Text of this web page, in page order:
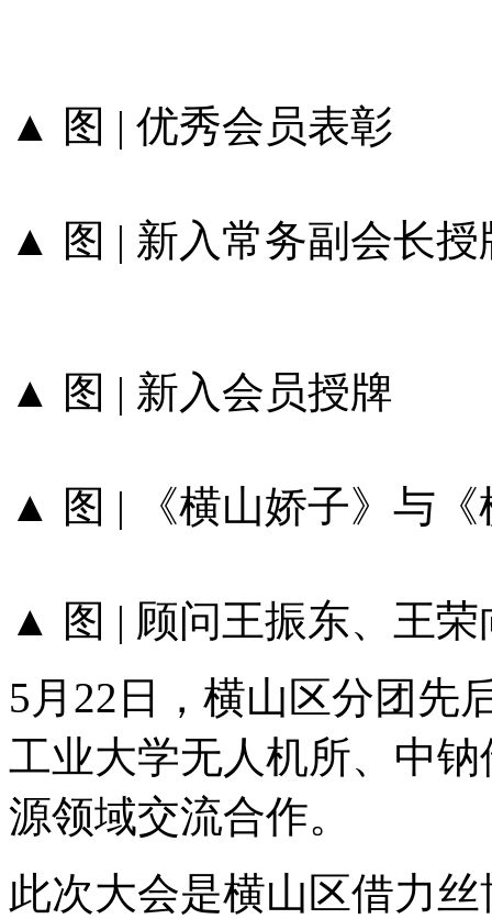
▲ 图 | 优秀会员表彰
▲ 图 | 新入常务副会长授
▲ 图 | 新入会员授牌
▲ 图 | 《横山娇子》与
▲ 图 | 顾问王振东、王
5月22日，横山区分团先
工业大学无人机所、中
源领域交流合作。
此次大会是横山区借力